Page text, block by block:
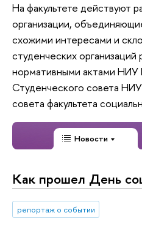
На факультете действуют
организации,
схожими интересами и
студенческих организаций
нормативными актами
Студенческого совета
совета факультета
Новости
Как прошел День
репортаж о событии